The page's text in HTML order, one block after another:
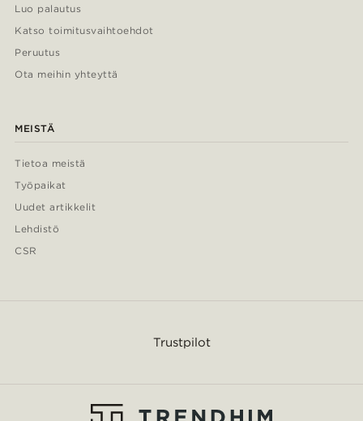
Luo palautus
Katso toimitusvaihtoehdot
Peruutus
Ota meihin yhteyttä
MEISTÄ
Tietoa meistä
Työpaikat
Uudet artikkelit
Lehdistö
CSR
Trustpilot